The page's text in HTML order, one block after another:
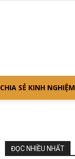
CHIA SẺ KINH NGHIỆM
ĐỌC NHIỀU NHẤT